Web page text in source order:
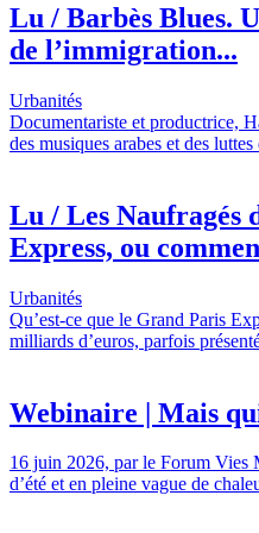
Lu / Barbès Blues.
de l’immigration...
Urbanités
Documentariste et productrice,
des musiques arabes et des
Lu / Les Naufragés
Express, ou
Urbanités
Qu’est-ce que le Grand Paris
milliards d’euros, parfois
Webinaire | Mais
16 juin 2026, par le Forum Vies
d’été et en pleine vague de